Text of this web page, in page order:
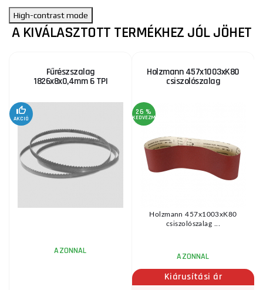
High-contrast mode
A KIVÁLASZTOTT TERMÉKHEZ JÓL JÖHET
Fűrészszalag
1826x8x0,4mm 6 TPI
AKCIÓ
AZONNAL
Holzmann 457x1003xK80
csiszolószalag
26 %
KEDVEZMÉNY
Holzmann 457x1003xK80
csiszolószalag ...
AZONNAL
Kiárusítási ár